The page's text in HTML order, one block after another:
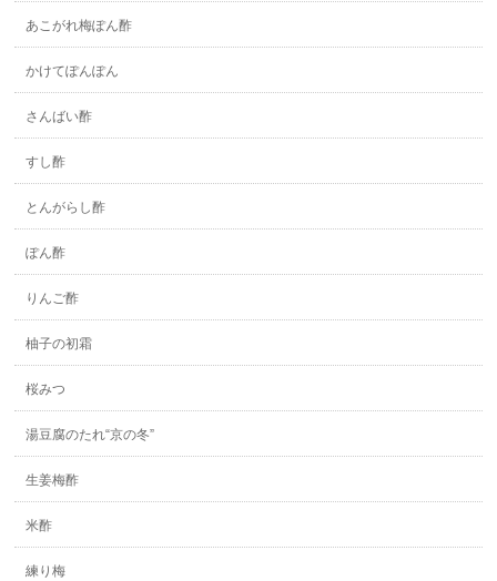
あこがれ梅ぽん酢
かけてぽんぽん
さんばい酢
すし酢
とんがらし酢
ぽん酢
りんご酢
柚子の初霜
桜みつ
湯豆腐のたれ“京の冬”
生姜梅酢
米酢
練り梅